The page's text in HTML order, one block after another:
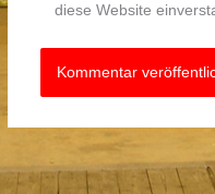
diese Website